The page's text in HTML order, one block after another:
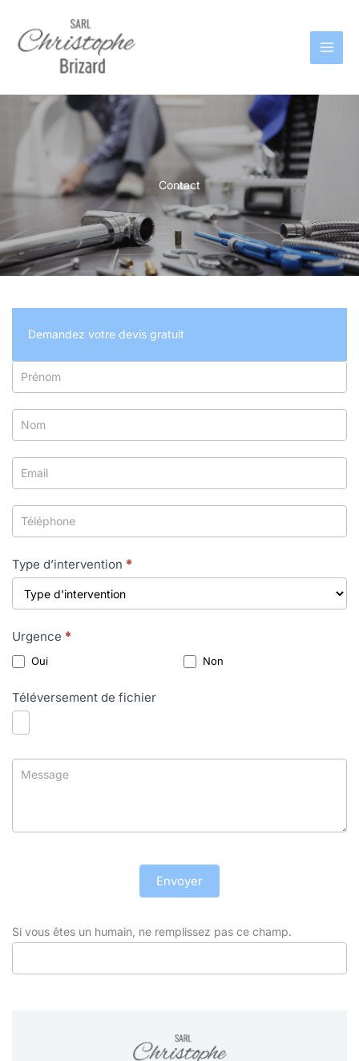
contenu
Contact
Demandez votre devis gratuit
Formulaire
simple
avec
téléphone
Type d’intervention *
Urgence *
Oui Non
Téléversement de fichier
Envoyer
Si vous êtes un humain, ne remplissez pas ce champ.